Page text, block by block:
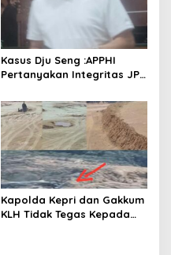
Kasus Dju Seng :APPHI
Pertanyakan Integritas JPU
“Main Mata” Kroni Eks-
Jampidsus
Kapolda Kepri dan Gakkum
KLH Tidak Tegas Kepada